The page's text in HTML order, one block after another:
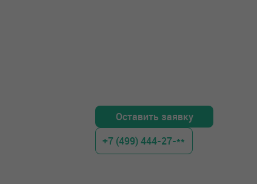
Оставить заявку
+7 (499) 444-27-**